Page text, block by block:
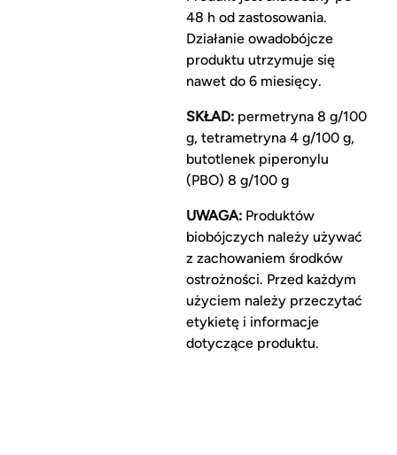
48 h od zastosowania.
Działanie owadobójcze
produktu utrzymuje się
nawet do 6 miesięcy.
SKŁAD:permetryna 8 g/100
g, tetrametryna 4 g/100 g,
butotlenek piperonylu
(PBO) 8 g/100 g
UWAGA:Produktów
biobójczych należy używać
z zachowaniem środków
ostrożności. Przed każdym
użyciem należy przeczytać
etykietę i informacje
dotyczące produktu.